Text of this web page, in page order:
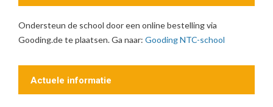
Ondersteun de school door een online bestelling via
Gooding.de te plaatsen. Ga naar: Gooding NTC-school
Actuele informatie